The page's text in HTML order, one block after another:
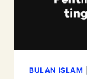
BULAN ISLAM